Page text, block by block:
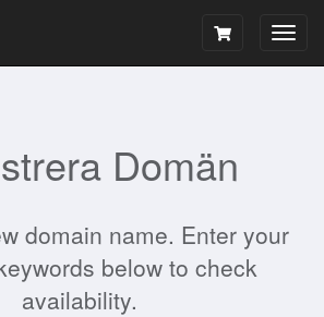
Domän
domain name. Enter your
below to check
availability.